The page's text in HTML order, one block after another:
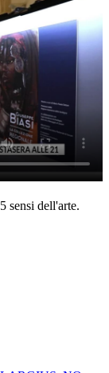
sensi dell'arte.